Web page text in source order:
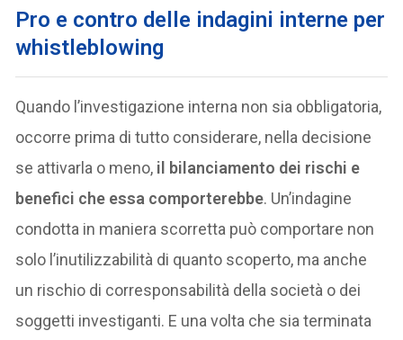
Pro e contro delle indagini interne per
whistleblowing
Quando l’investigazione interna non sia obbligatoria,
occorre prima di tutto considerare, nella decisione
se attivarla o meno, il bilanciamento dei rischi e
benefici che essa comporterebbe. Un’indagine
condotta in maniera scorretta può comportare non
solo l’inutilizzabilità di quanto scoperto, ma anche
un rischio di corresponsabilità della società o dei
soggetti investiganti. E una volta che sia terminata